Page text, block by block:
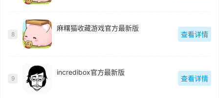
8
麻糬猫收藏游戏官方最新版
查看详情
9
incredibox官方最新版
查看详情